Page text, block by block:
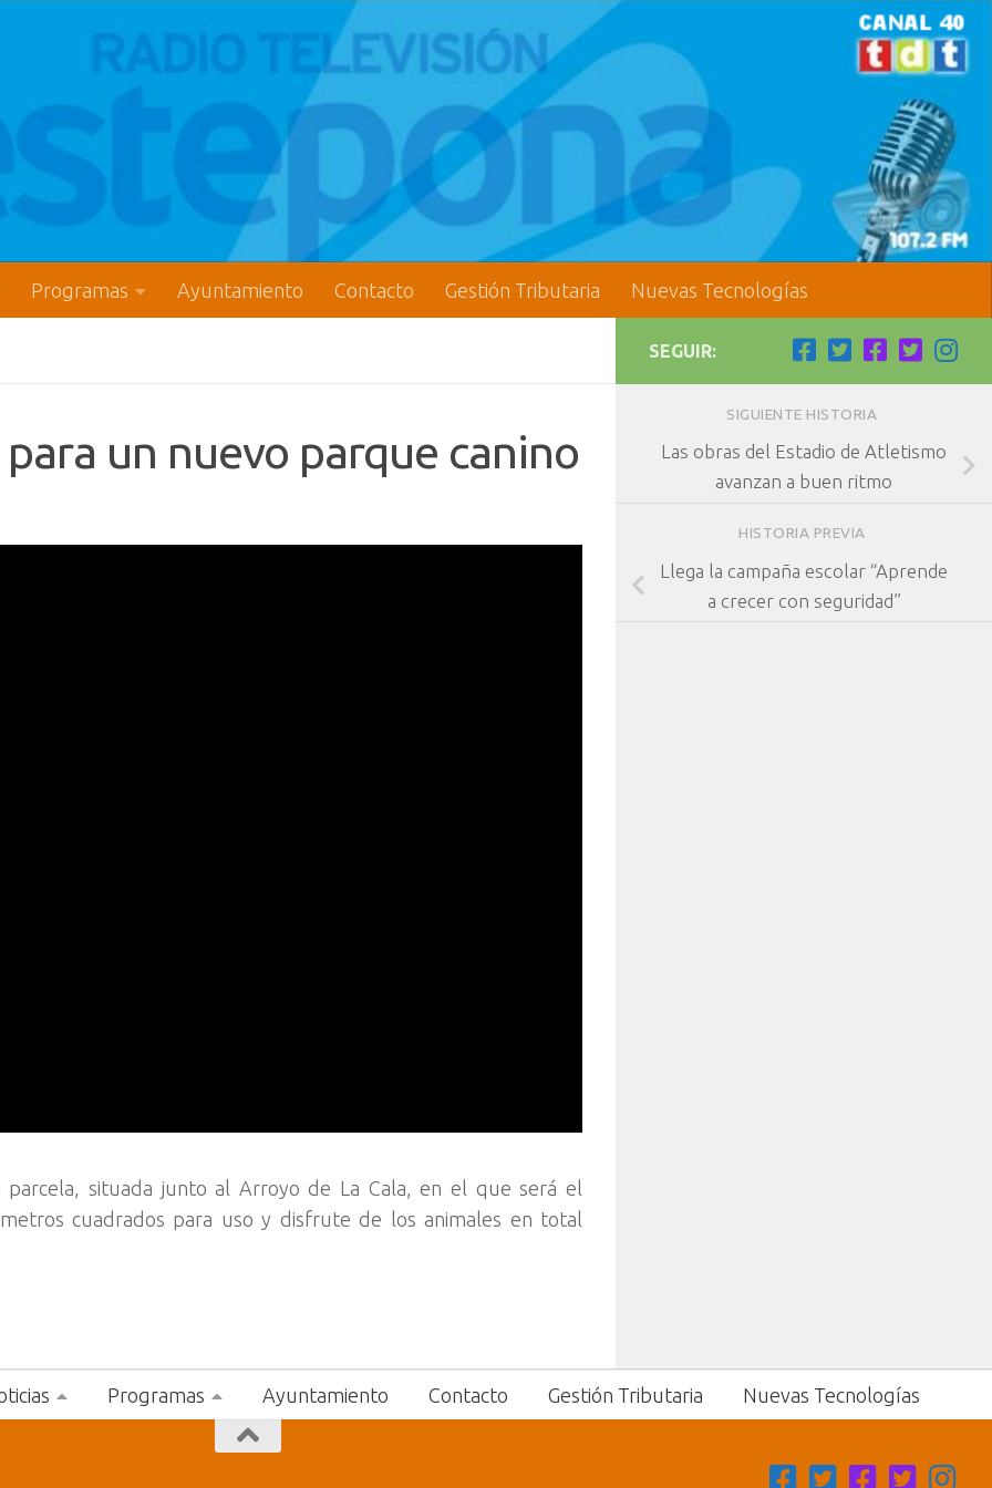
Programas Ayuntamiento Contacto Gestión Tributaria Nuevas Tecnologías
un nuevo parque canino
situada junto al Arroyo de La Cala, en el que será el
cuadrados para uso y disfrute de los animales en total
SEGUIR:
SIGUIENTE HISTORIA
Las obras del Estadio de Atletismo
avanzan a buen ritmo
HISTORIA PREVIA
Llega la campaña escolar “Aprende
a crecer con seguridad”
Programas Ayuntamiento Contacto Gestión Tributaria Nuevas Tecnologías